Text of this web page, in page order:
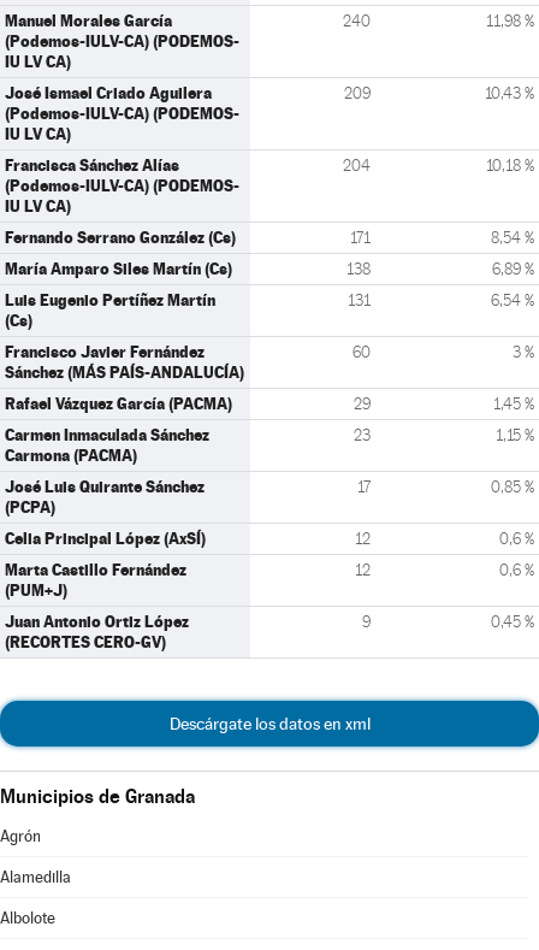
Manuel Morales García
(Podemos-IULV-CA) (PODEMOS-
IU LV CA)
240 11,98 %
José Ismael Criado Aguilera
(Podemos-IULV-CA) (PODEMOS-
IU LV CA)
209 10,43 %
Francisca Sánchez Alías
(Podemos-IULV-CA) (PODEMOS-
IU LV CA)
204 10,18 %
Fernando Serrano González (Cs) 171 8,54 %
María Amparo Siles Martín (Cs) 138 6,89 %
Luis Eugenio Pertíñez Martín
(Cs)
131 6,54 %
Francisco Javier Fernández
Sánchez (MÁS PAÍS-ANDALUCÍA)
60 3 %
Rafael Vázquez García (PACMA) 29 1,45 %
Carmen Inmaculada Sánchez
Carmona (PACMA)
23 1,15 %
José Luis Quirante Sánchez
(PCPA)
17 0,85 %
Celia Principal López (AxSÍ) 12 0,6 %
Marta Castillo Fernández
(PUM+J)
12 0,6 %
Juan Antonio Ortiz López
(RECORTES CERO-GV)
9 0,45 %
Descárgate los datos en xml
Municipios de Granada
Agrón
Alamedilla
Albolote